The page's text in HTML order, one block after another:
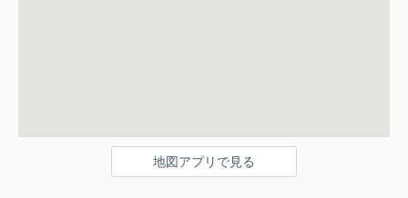
地図アプリで見る